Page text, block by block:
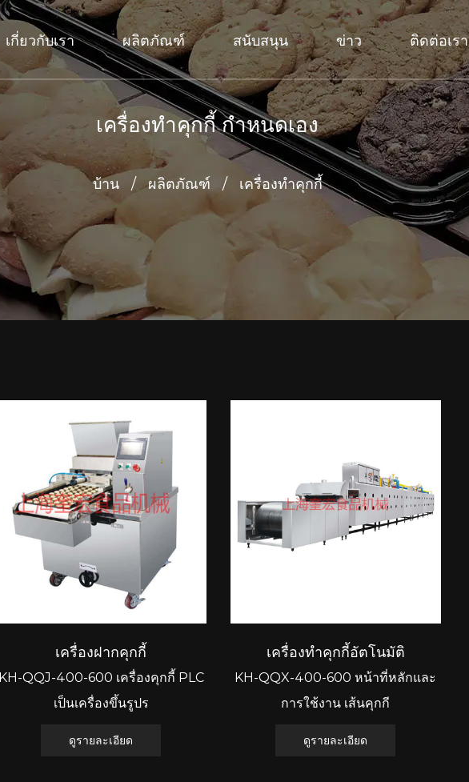
เกี่ยวกับเรา ผลิตภัณฑ์ สนับสนุน ข่าว ติดต่อเรา
เครื่องทำคุกกี้ กำหนดเอง
บ้าน / ผลิตภัณฑ์ / เครื่องทำคุกกี้
เครื่องฝากคุกกี้
KH-QQJ-400-600 เครื่องคุกกี้ PLC
เป็นเครื่องขึ้นรูปร
ดูรายละเอียด
เครื่องทำคุกกี้อัตโนมัติ
KH-QQX-400-600 หน้าที่หลักและ
การใช้งาน เส้นคุกกี
ดูรายละเอียด